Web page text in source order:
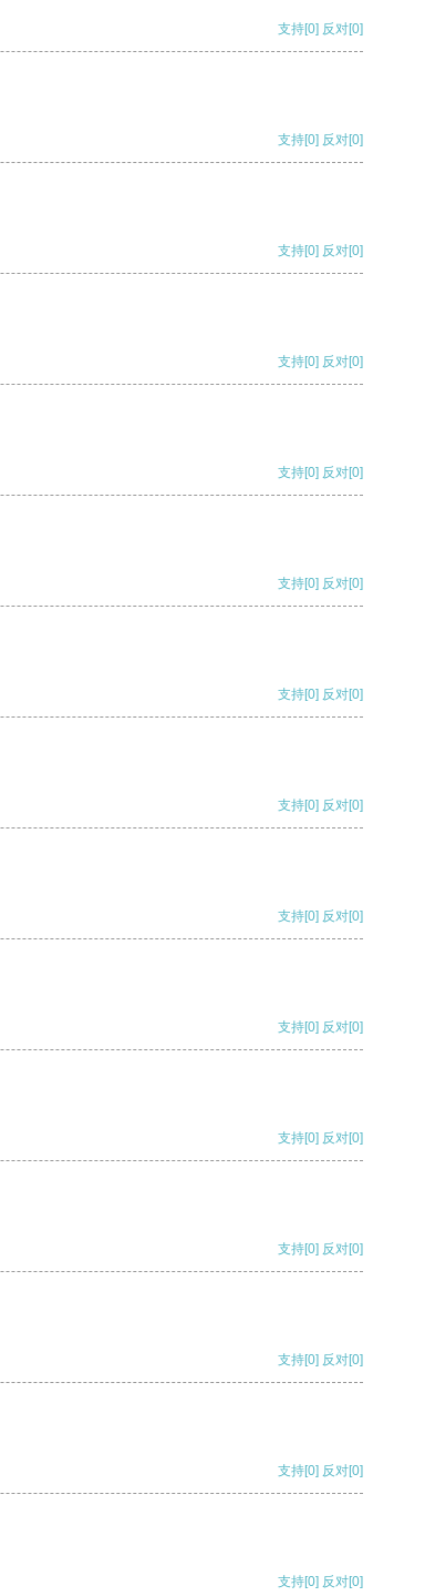
支持[0] 反对[0]
支持[0] 反对[0]
支持[0] 反对[0]
支持[0] 反对[0]
支持[0] 反对[0]
支持[0] 反对[0]
支持[0] 反对[0]
支持[0] 反对[0]
支持[0] 反对[0]
支持[0] 反对[0]
支持[0] 反对[0]
支持[0] 反对[0]
支持[0] 反对[0]
支持[0] 反对[0]
支持[0] 反对[0]